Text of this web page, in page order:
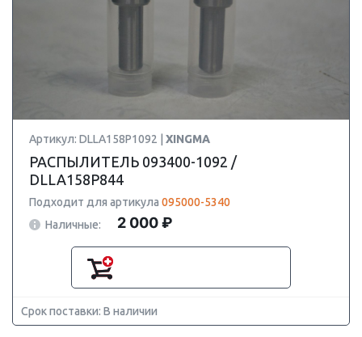
Артикул: DLLA158P1092 | XINGMA
РАСПЫЛИТЕЛЬ 093400-1092 /
DLLA158P844
Подходит для артикула 095000-5340
Наличные:
2 000 ₽
Срок поставки: В наличии